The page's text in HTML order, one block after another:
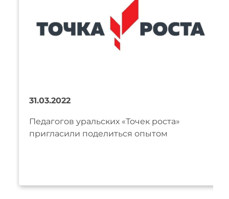
31.03.2022
Педагогов уральских «Точек роста»
пригласили поделиться опытом